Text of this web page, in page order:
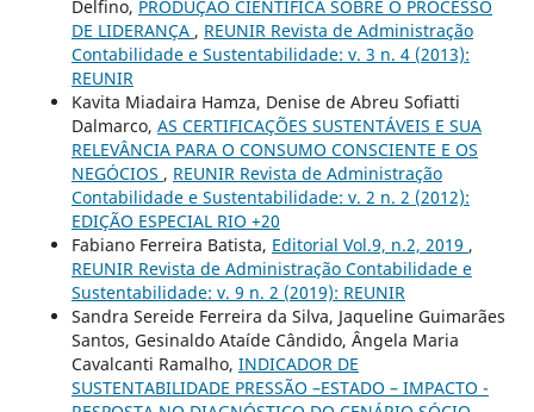
Delfino, PRODUÇÃO CIENTÍFICA SOBRE O PROCESSO
DE LIDERANÇA , REUNIR Revista de Administração
Contabilidade e Sustentabilidade: v. 3 n. 4 (2013):
REUNIR
Kavita Miadaira Hamza, Denise de Abreu Sofiatti
Dalmarco, AS CERTIFICAÇÕES SUSTENTÁVEIS E SUA
RELEVÂNCIA PARA O CONSUMO CONSCIENTE E OS
NEGÓCIOS , REUNIR Revista de Administração
Contabilidade e Sustentabilidade: v. 2 n. 2 (2012):
EDIÇÃO ESPECIAL RIO +20
Fabiano Ferreira Batista, Editorial Vol.9, n.2, 2019 ,
REUNIR Revista de Administração Contabilidade e
Sustentabilidade: v. 9 n. 2 (2019): REUNIR
Sandra Sereide Ferreira da Silva, Jaqueline Guimarães
Santos, Gesinaldo Ataíde Cândido, Ângela Maria
Cavalcanti Ramalho, INDICADOR DE
SUSTENTABILIDADE PRESSÃO –ESTADO – IMPACTO -